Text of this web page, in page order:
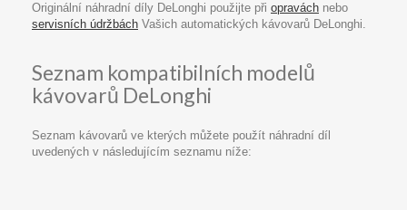
Originální náhradní díly DeLonghi použijte při opravách nebo
servisních údržbách Vašich automatických kávovarů DeLonghi.
Seznam kompatibilních modelů
kávovarů DeLonghi
Seznam kávovarů ve kterých můžete použít náhradní díl
uvedených v následujícím seznamu níže: